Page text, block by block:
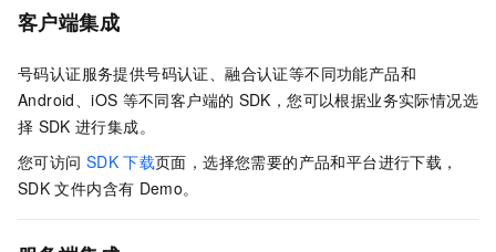
客户端集成
号码认证服务提供号码认证、融合认证等不同功能产品和
Android、iOS 等不同客户端的 SDK，您可以根据业务实际情况选
择 SDK 进行集成。
您可访问 SDK 下载页面，选择您需要的产品和平台进行下载，
SDK 文件内含有 Demo。